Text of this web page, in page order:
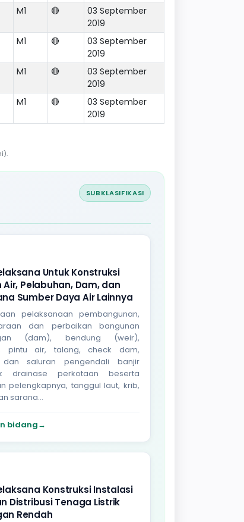
M1 🔴
03 September
2019
M1 🔴
03 September
2019
M1 🔴
03 September
2019
M1 🔴
03 September
2019
SUBKLASIFIKASI
Untuk Konstruksi
Air, Pelabuhan, Dam, dan
Sumber Daya Air Lainnya
pelaksanaan pembangunan,
dan perbaikan bangunan
(dam), bendung (weir),
pintu air, talang, check dam,
dan saluran pengendali banjir
drainase perkotaan beserta
pelengkapnya, tanggul laut, krib,
sarana...
bidang→
Konstruksi Instalasi
Distribusi Tenaga Listrik
Rendah